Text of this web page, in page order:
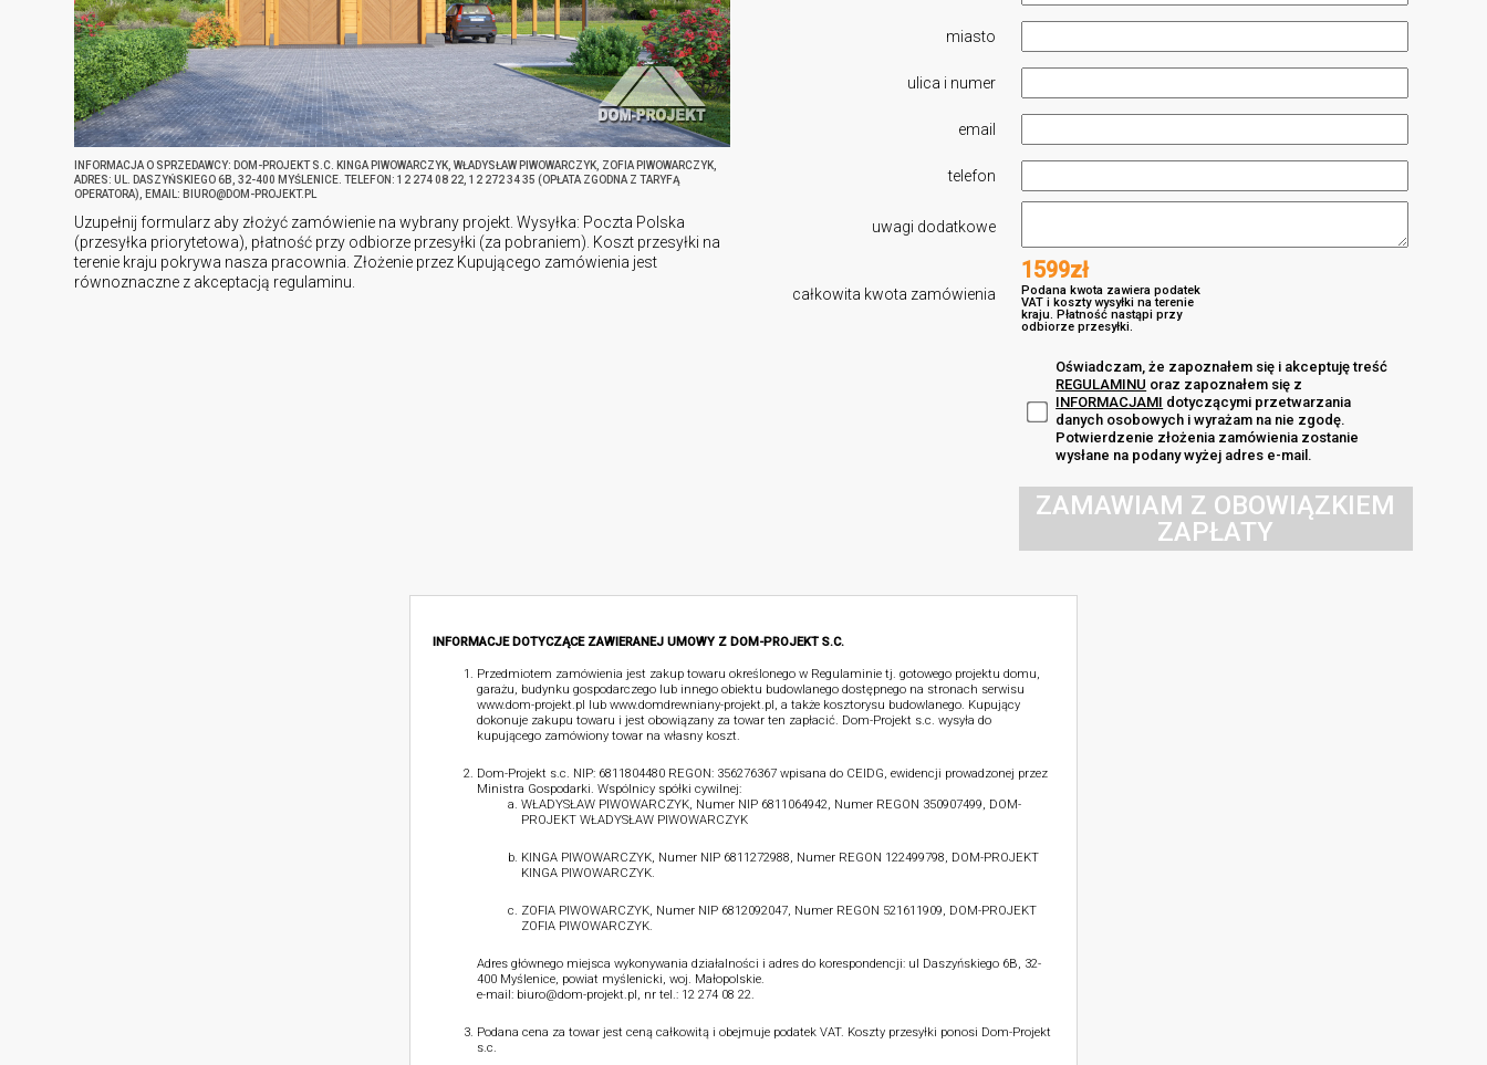
INFORMACJA O SPRZEDAWCY: DOM-PROJEKT S.C. KINGA PIWOWARCZYK, WŁADYSŁAW PIWOWARCZYK, ZOFIA PIWOWARCZYK,
ADRES: UL. DASZYŃSKIEGO 6B, 32-400 MYŚLENICE. TELEFON: 12 274 08 22, 12 272 34 35 (OPŁATA ZGODNA Z TARYFĄ
OPERATORA), EMAIL: BIURO@DOM-PROJEKT.PL
Uzupełnij formularz aby złożyć zamówienie na wybrany projekt. Wysyłka: Poczta Polska
(przesyłka priorytetowa), płatność przy odbiorze przesyłki (za pobraniem). Koszt przesyłki na
terenie kraju pokrywa nasza pracownia. Złożenie przez Kupującego zamówienia jest
równoznaczne z akceptacją regulaminu.
miasto
ulica i numer
email
telefon
uwagi dodatkowe
całkowita kwota zamówienia
1599zł
Podana kwota zawiera podatek
VAT i koszty wysyłki na terenie
kraju. Płatność nastąpi przy
odbiorze przesyłki.
Oświadczam, że zapoznałem się i akceptuję treść
REGULAMINU oraz zapoznałem się z
INFORMACJAMI dotyczącymi przetwarzania
danych osobowych i wyrażam na nie zgodę.
Potwierdzenie złożenia zamówienia zostanie
wysłane na podany wyżej adres e-mail.
ZAMAWIAM Z OBOWIĄZKIEM
ZAPŁATY
INFORMACJE DOTYCZĄCE ZAWIERANEJ UMOWY Z DOM-PROJEKT S.C.
Przedmiotem zamówienia jest zakup towaru określonego w Regulaminie tj. gotowego projektu domu,
garażu, budynku gospodarczego lub innego obiektu budowlanego dostępnego na stronach serwisu
www.dom-projekt.pl lub www.domdrewniany-projekt.pl, a także kosztorysu budowlanego. Kupujący
dokonuje zakupu towaru i jest obowiązany za towar ten zapłacić. Dom-Projekt s.c. wysyła do
kupującego zamówiony towar na własny koszt.
Dom-Projekt s.c. NIP: 6811804480 REGON: 356276367 wpisana do CEIDG, ewidencji prowadzonej przez
Ministra Gospodarki. Wspólnicy spółki cywilnej:
WŁADYSŁAW PIWOWARCZYK, Numer NIP 6811064942, Numer REGON 350907499, DOM-
PROJEKT WŁADYSŁAW PIWOWARCZYK
KINGA PIWOWARCZYK, Numer NIP 6811272988, Numer REGON 122499798, DOM-PROJEKT
KINGA PIWOWARCZYK.
ZOFIA PIWOWARCZYK, Numer NIP 6812092047, Numer REGON 521611909, DOM-PROJEKT
ZOFIA PIWOWARCZYK.
Adres głównego miejsca wykonywania działalności i adres do korespondencji: ul Daszyńskiego 6B, 32-
400 Myślenice, powiat myślenicki, woj. Małopolskie.
e-mail: biuro@dom-projekt.pl, nr tel.: 12 274 08 22.
Podana cena za towar jest ceną całkowitą i obejmuje podatek VAT. Koszty przesyłki ponosi Dom-Projekt
s.c.